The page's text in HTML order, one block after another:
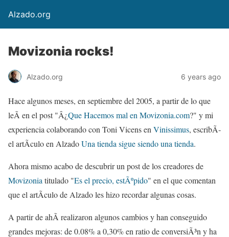
Alzado.org
Movizonia rocks!
Alzado.org 6 years ago
Hace algunos meses, en septiembre del 2005, a partir de lo que
leÃ­ en el post "Â¿Que Hacemos mal en Movizonia.com?" y mi
experiencia colaborando con Toni Vicens en Vinissimus, escribÃ­
el artÃ­culo en AlzadoUna tienda sigue siendo una tienda.
Ahora mismo acabo de descubrir un post de los creadores de
Movizonia titulado "Es el precio, estÃºpido" en el que comentan
que el artÃ­culo de Alzado les hizo recordar algunas cosas.
A partir de ahÃ­ realizaron algunos cambios y han conseguido
grandes mejoras: de 0.08% a 0,30% en ratio de conversiÃ³n y ha